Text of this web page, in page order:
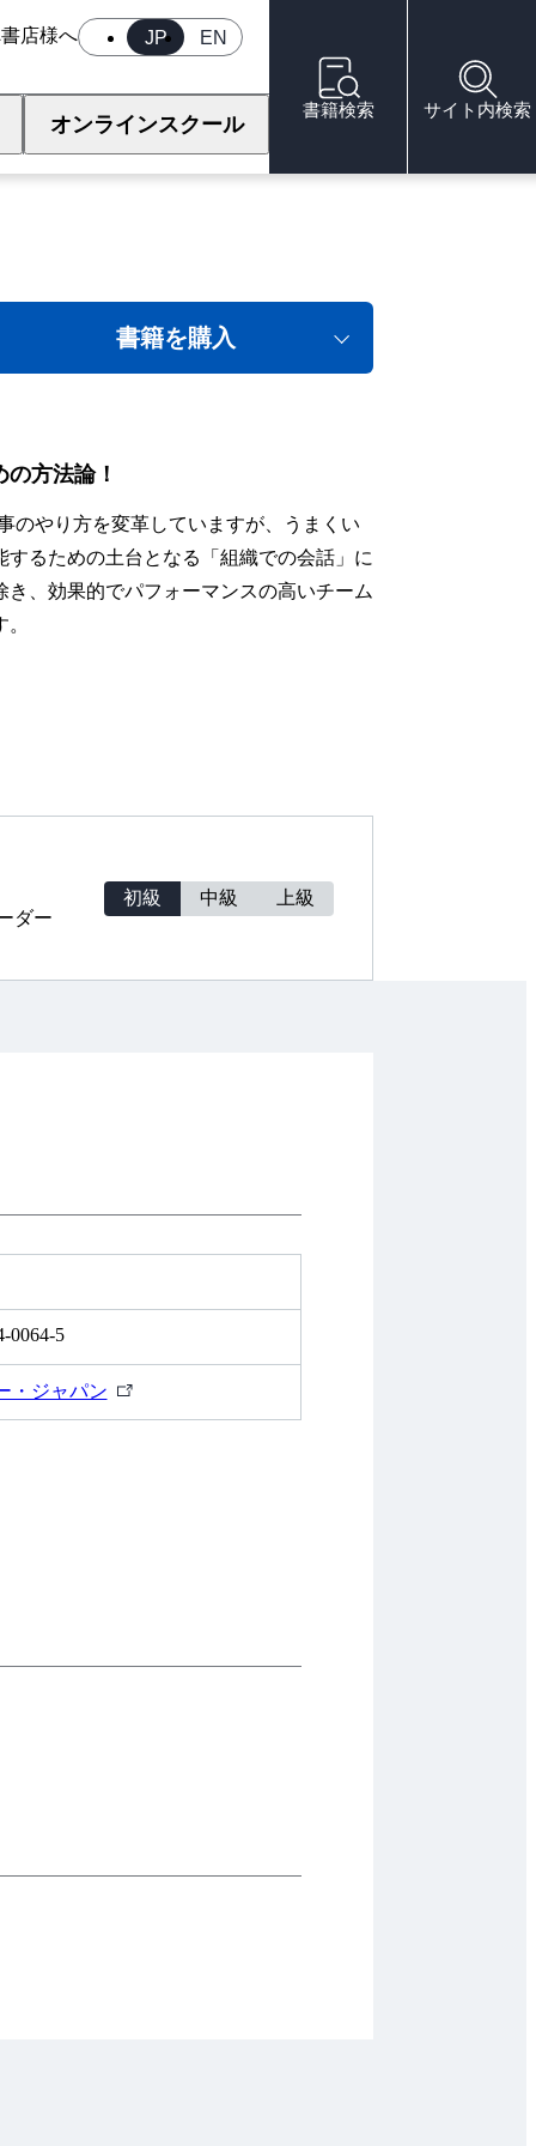
JP EN
書店様へ
オンラインスクール
書籍検索 サイト内検索
書籍を購入
方法論！
のやり方を変革していますが、うまくい
るための土台となる「組織での会話」に
、効果的でパフォーマンスの高いチーム
ダー
初級 中級 上級
0064-5
・ジャパン
外
部